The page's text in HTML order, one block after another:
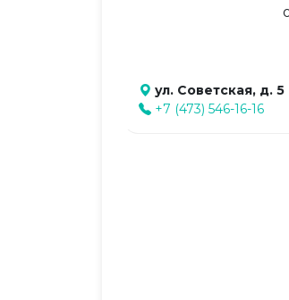
ул. Советская, д. 5
+7 (473) 546-16-16